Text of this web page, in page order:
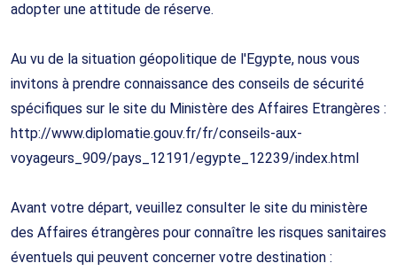
adopter une attitude de réserve.
Au vu de la situation géopolitique de l'Egypte, nous vous
invitons à prendre connaissance des conseils de sécurité
spécifiques sur le site du Ministère des Affaires Etrangères :
http://www.diplomatie.gouv.fr/fr/conseils-aux-
voyageurs_909/pays_12191/egypte_12239/index.html
Avant votre départ, veuillez consulter le site du ministère
des Affaires étrangères pour connaître les risques sanitaires
éventuels qui peuvent concerner votre destination :